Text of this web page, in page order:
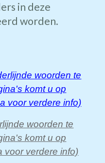
in deze
worden.
woorden te
komt u op
voor verdere info)
woorden te
komt u op
voor verdere info)